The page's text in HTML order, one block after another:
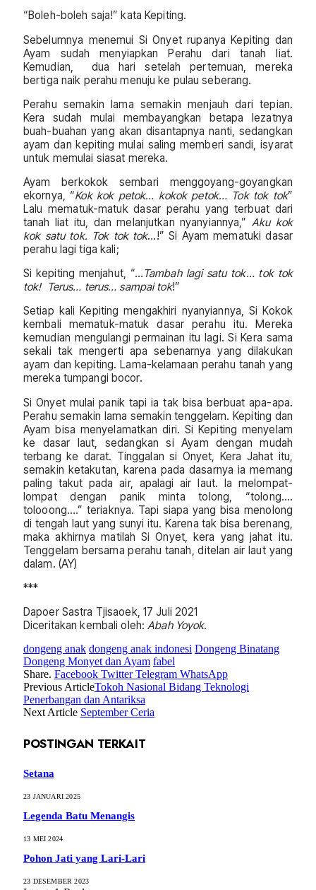
“Boleh-boleh saja!” kata Kepiting.
Sebelumnya menemui Si Onyet rupanya Kepiting dan
Ayam sudah menyiapkan Perahu dari tanah liat.
Kemudian, dua hari setelah pertemuan, mereka
bertiga naik perahu menuju ke pulau seberang.
Perahu semakin lama semakin menjauh dari tepian.
Kera sudah mulai membayangkan betapa lezatnya
buah-buahan yang akan disantapnya nanti, sedangkan
ayam dan kepiting mulai saling memberi sandi, isyarat
untuk memulai siasat mereka.
Ayam berkokok sembari menggoyang-goyangkan
ekornya, “Kok kok petok… kokok petok… Tok tok tok”
Lalu mematuk-matuk dasar perahu yang terbuat dari
tanah liat itu, dan melanjutkan nyanyiannya,” Aku kok
kok satu tok. Tok tok tok…!” Si Ayam mematuki dasar
perahu lagi tiga kali;
Si kepiting menjahut, “… Tambah lagi satu tok… tok tok
tok! Terus… terus… sampai tok!”
Setiap kali Kepiting mengakhiri nyanyiannya, Si Kokok
kembali mematuk-matuk dasar perahu itu. Mereka
kemudian mengulangi permainan itu lagi. Si Kera sama
sekali tak mengerti apa sebenarnya yang dilakukan
ayam dan kepiting. Lama-kelamaan perahu tanah yang
mereka tumpangi bocor.
Si Onyet mulai panik tapi ia tak bisa berbuat apa-apa.
Perahu semakin lama semakin tenggelam. Kepiting dan
Ayam bisa menyelamatkan diri. Si Kepiting menyelam
ke dasar laut, sedangkan si Ayam dengan mudah
terbang ke darat. Tinggalan si Onyet, Kera Jahat itu,
semakin ketakutan, karena pada dasarnya ia memang
paling takut pada air, apalagi air Iaut. la melompat-
lompat dengan panik minta tolong, “tolong….
tolooong….” teriaknya. Tapi siapa yang bisa menolong
di tengah laut yang sunyi itu. Karena tak bisa berenang,
maka akhirnya matilah Si Onyet, kera yang jahat itu.
Tenggelam bersama perahu tanah, ditelan air laut yang
dalam. (AY)
***
Dapoer Sastra Tjisaoek, 17 Juli 2021
Diceritakan kembali oleh:Abah Yoyok.
dongeng anak dongeng anak indonesi Dongeng Binatang
Dongeng Monyet dan Ayam fabel
Share. Facebook Twitter Telegram WhatsApp
Previous ArticleTokoh Nasional Bidang Teknologi
Penerbangan dan Antariksa
Next Article September Ceria
POSTINGAN TERKAIT
Setana
23 JANUARI 2025
Legenda Batu Menangis
13 MEI 2024
Pohon Jati yang Lari-Lari
23 DESEMBER 2023